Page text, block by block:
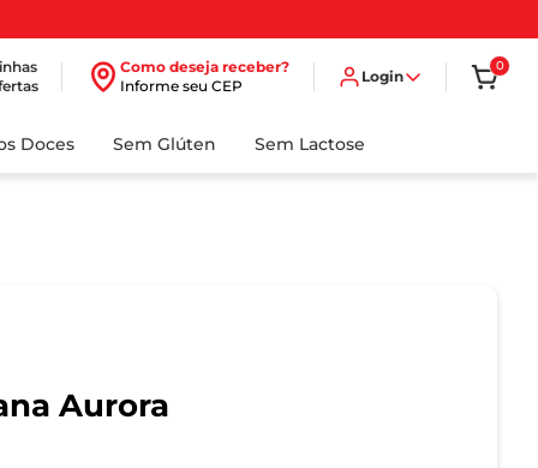
Como deseja receber?
Informe seu CEP
Login
0
Doces Sem Glúten Sem Lactose
Aurora